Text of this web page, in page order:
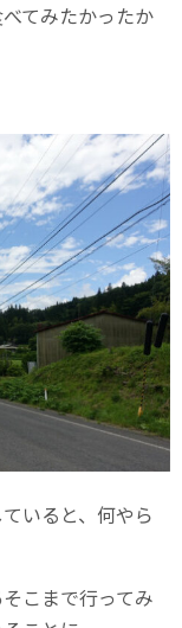
てみたかったか
いると、何やら
こまで行ってみ